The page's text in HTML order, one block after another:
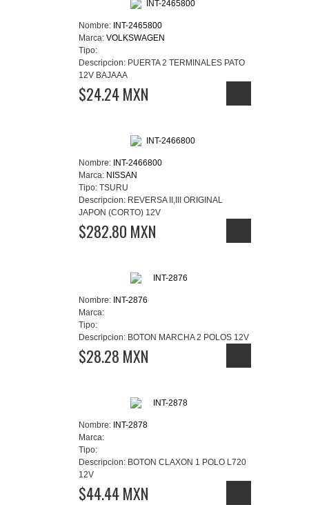
Nombre: INT-2465800
Marca: VOLKSWAGEN
Tipo:
Descripcion: PUERTA 2 TERMINALES PATO
12V BAJAAA
$24.24 MXN
Nombre: INT-2466800
Marca: NISSAN
Tipo: TSURU
Descripcion: REVERSA II,III ORIGINAL
JAPON (CORTO) 12V
$282.80 MXN
Nombre: INT-2876
Marca:
Tipo:
Descripcion: BOTON MARCHA 2 POLOS 12V
$28.28 MXN
Nombre: INT-2878
Marca:
Tipo:
Descripcion: BOTON CLAXON 1 POLO L720
12V
$44.44 MXN